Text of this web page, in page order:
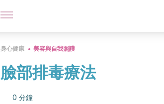
身心健康 美容與自我照護
臉部排毒療法
0 分鐘